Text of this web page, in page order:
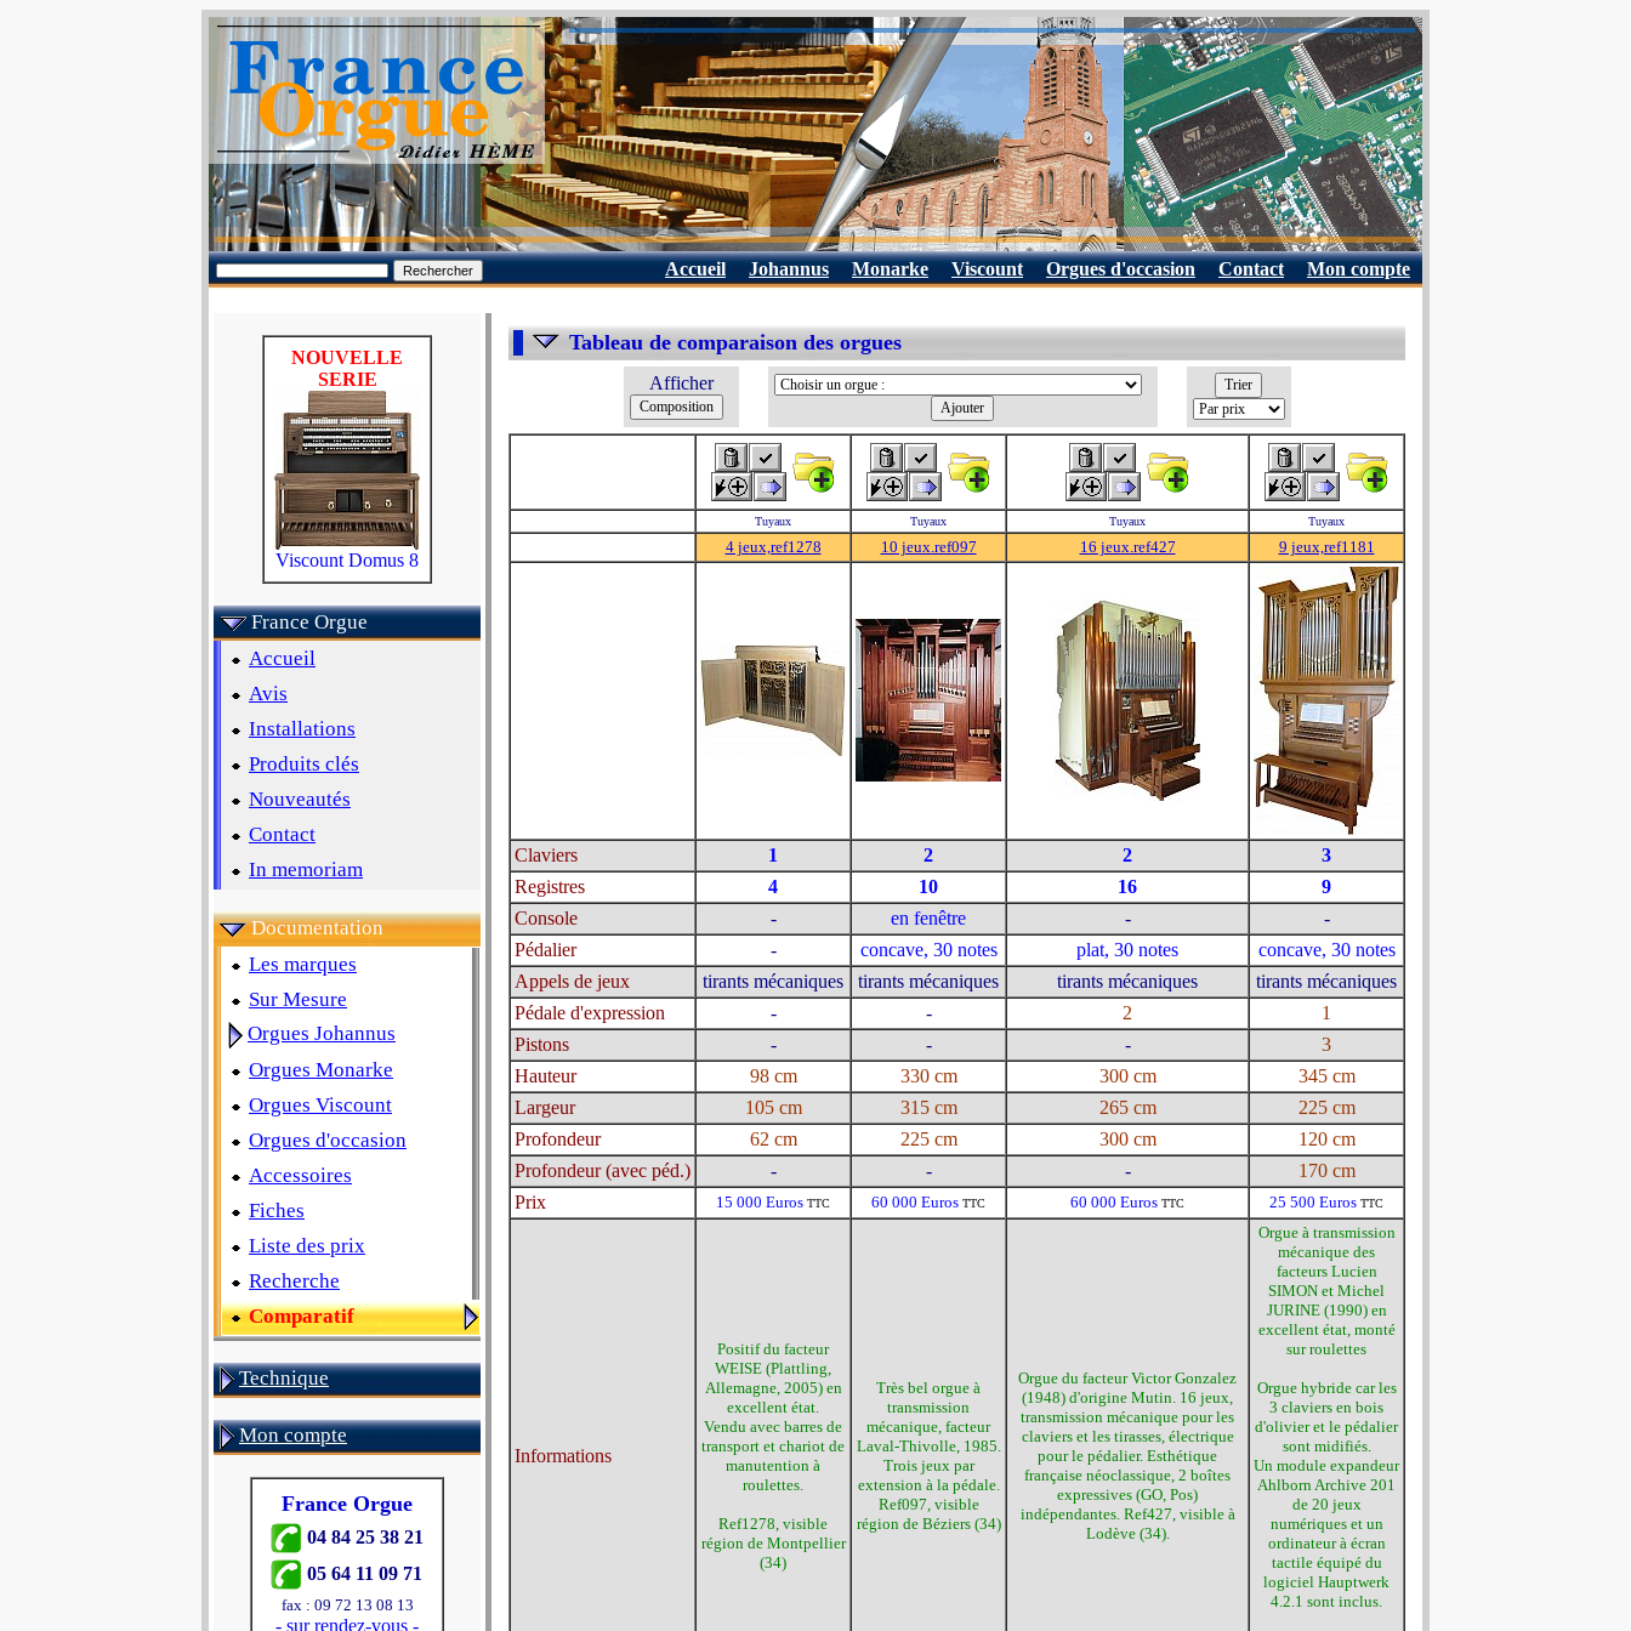
Accueil Johannus Monarke Viscount Orgues d'occasion Contact Mon compte
NOUVELLE
SERIE
Viscount Domus 8
France Orgue
Accueil
Avis
Installations
Produits clés
Nouveautés
Contact
In memoriam
Documentation
Les marques
Sur Mesure
Orgues Johannus
Orgues Monarke
Orgues Viscount
Orgues d'occasion
Accessoires
Fiches
Liste des prix
Recherche
Comparatif
Technique
Mon compte
France Orgue
04 84 25 38 21
05 64 11 09 71
fax : 09 72 13 08 13
- sur rendez-vous -
Tableau de comparaison des orgues
Afficher
Tuyaux Tuyaux Tuyaux Tuyaux
4 jeux,ref1278 10 jeux.ref097 16 jeux.ref427 9 jeux,ref1181
Claviers 1 2 2
3
Registres
4 10 16
9
Console
- en fenêtre -
-
Pédalier
- concave, 30 notes plat, 30 notes
concave, 30 notes
Appels de jeux
tirants mécaniques tirants mécaniques tirants mécaniques
tirants mécaniques
Pédale d'expression
- - 2
1
Pistons
- - -
3
Hauteur
98 cm 330 cm 300 cm
345 cm
Largeur
105 cm 315 cm 265 cm
225 cm
Profondeur
62 cm 225 cm 300 cm
120 cm
Profondeur (avec péd.)
- - -
170 cm
Prix
15 000 Euros TTC 60 000 Euros TTC 60 000 Euros TTC 25 500 Euros TTC
Informations
Positif du facteur
WEISE (Plattling,
Allemagne, 2005) en
excellent état.
Vendu avec barres de
transport et chariot de
manutention à
roulettes.
Ref1278, visible
région de Montpellier
(34)
Très bel orgue à
transmission
mécanique, facteur
Laval-Thivolle, 1985.
Trois jeux par
extension à la pédale.
Ref097, visible
région de Béziers (34)
Orgue du facteur Victor Gonzalez
(1948) d'origine Mutin. 16 jeux,
transmission mécanique pour les
claviers et les tirasses, électrique
pour le pédalier. Esthétique
française néoclassique, 2 boîtes
expressives (GO, Pos)
indépendantes. Ref427, visible à
Lodève (34).
Orgue à transmission
mécanique des
facteurs Lucien
SIMON et Michel
JURINE (1990) en
excellent état, monté
sur roulettes
Orgue hybride car les
3 claviers en bois
d'olivier et le pédalier
sont midifiés.
Un module expandeur
Ahlborn Archive 201
de 20 jeux
numériques et un
ordinateur à écran
tactile équipé du
logiciel Hauptwerk
4.2.1 sont inclus.